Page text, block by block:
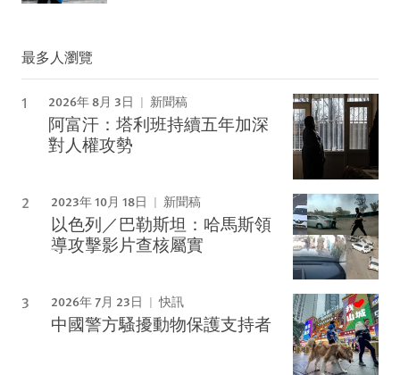
最多人瀏覽
2026年 8月 3日 新聞稿
阿富汗：塔利班持續五年加深
對人權攻勢
2023年 10月 18日 新聞稿
以色列／巴勒斯坦：哈馬斯領
導攻擊影片查核屬實
2026年 7月 23日 快訊
中國警方騷擾動物保護支持者